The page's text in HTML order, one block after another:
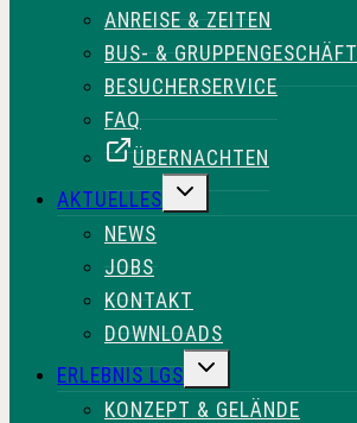
ANREISE & ZEITEN
BUS- & GRUPPENGESCHÄFT
BESUCHERSERVICE
FAQ
ÜBERNACHTEN
AKTUELLES
UNTERMENÜ
NEWS
JOBS
KONTAKT
DOWNLOADS
ERLEBNIS LGS
UNTERMENÜ
KONZEPT & GELÄNDE